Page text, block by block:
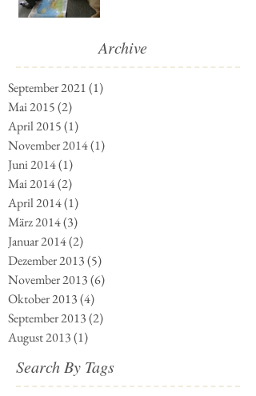
Archive
September 2021(1)
Mai 2015(2)
April 2015(1)
November 2014(1)
Juni 2014(1)
Mai 2014(2)
April 2014(1)
März 2014(3)
Januar 2014(2)
Dezember 2013(5)
November 2013(6)
Oktober 2013(4)
September 2013(2)
August 2013(1)
Search By Tags